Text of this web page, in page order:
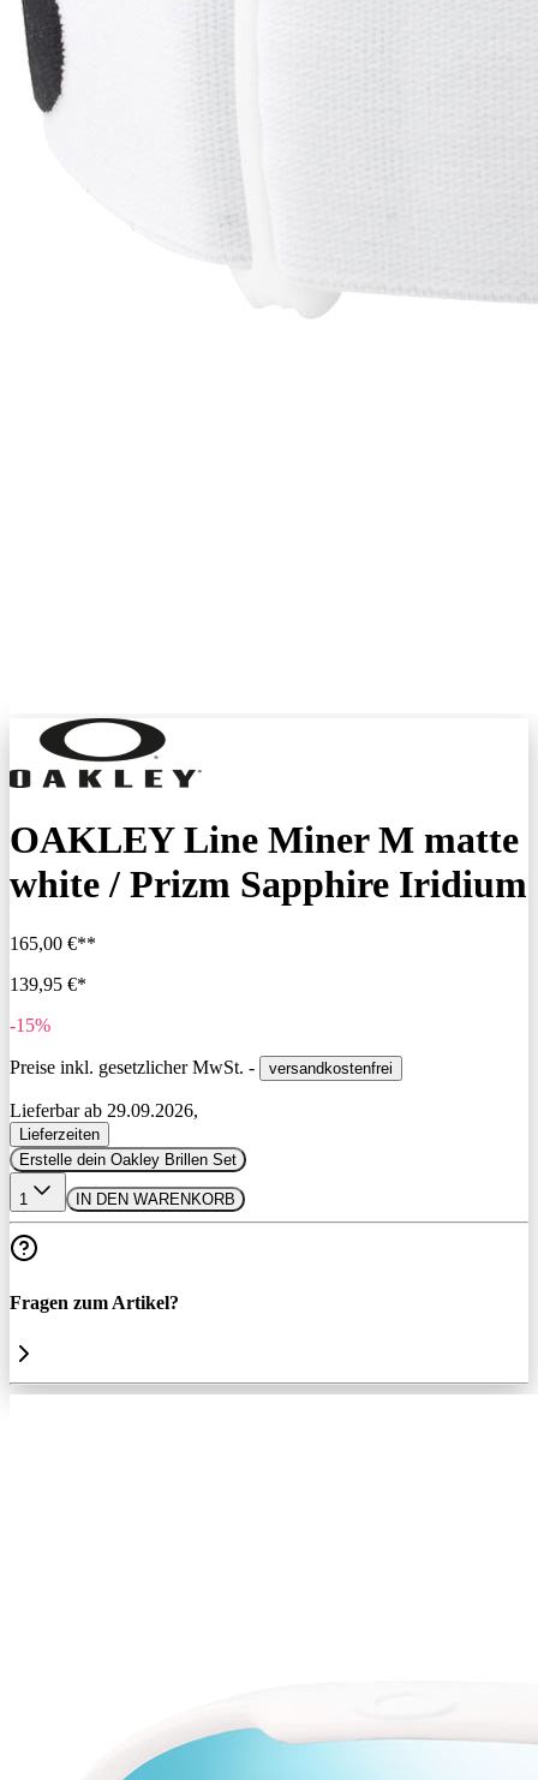
OAKLEY Line Miner M matte
white / Prizm Sapphire Iridium
165,00 €**
139,95 €*
-15%
Preise inkl. gesetzlicher MwSt. - versandkostenfrei
Lieferbar ab 29.09.2026,
Lieferzeiten
Erstelle dein Oakley Brillen Set
1 IN DEN WARENKORB
Fragen zum Artikel?